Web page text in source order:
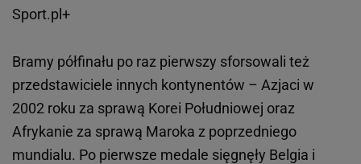
Sport.pl+
Bramy półfinału po raz pierwszy sforsowali też
przedstawiciele innych kontynentów – Azjaci w
2002 roku za sprawą Korei Południowej oraz
Afrykanie za sprawą Maroka z poprzedniego
mundialu. Po pierwsze medale sięgnęły Belgia i